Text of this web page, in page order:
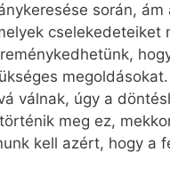
során,
válnak, úgy a
meg ez,
kell azért, hogy a